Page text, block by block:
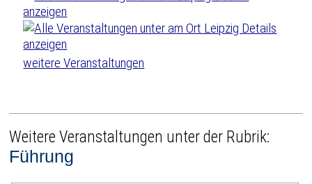
weitere Veranstaltungen
Weitere Veranstaltungen unter der Rubrik:
Führung